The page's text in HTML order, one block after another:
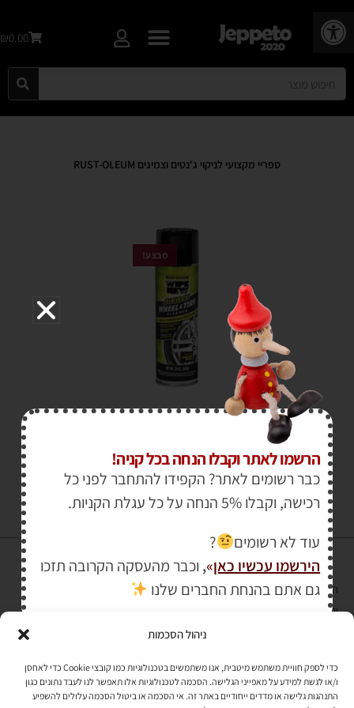
פתח סרגל נגישות
ניהול הסכמות
כדי לספק חוויית משתמש מיטבית, אנו משתמשים בטכנולוגיות כמו קובצי Cookie כדי לאחסן
ו/או לגשת למידע על מאפייני הגלישה. הסכמה לטכנולוגיות אלו תאפשר לנו לעבד נתונים כגון
התנהגות גלישה או מדדים ייחודיים באתר זה. אי הסכמה או ביטול הסכמה עלולים להשפיע
₪0.00
ספריי מקצועי לניקוי ג'נטים וצמיגים RUST-OLEUM
מבצע!
והעומד בתקן אבטחה PCI DSS Level-1
לתקנון האתר»
הרשמו לאתר וקבלו הנחה בכל קניה!
כבר רשומים לאתר? הקפידו להתחבר לפני כל
רכישה, וקבלו 5% הנחה על כל עגלת הקניות.
עוד לא רשומים
?
הירשמו עכשיו כאן»
, וכבר מהעסקה הקרובה תזכו
גם אתם בהנחת החברים שלנו